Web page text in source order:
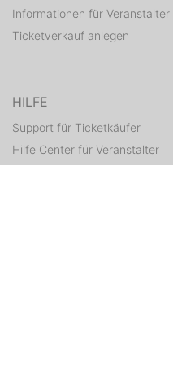
Informationen für Veranstalter
Ticketverkauf anlegen
HILFE
Support für Ticketkäufer
Hilfe Center für Veranstalter